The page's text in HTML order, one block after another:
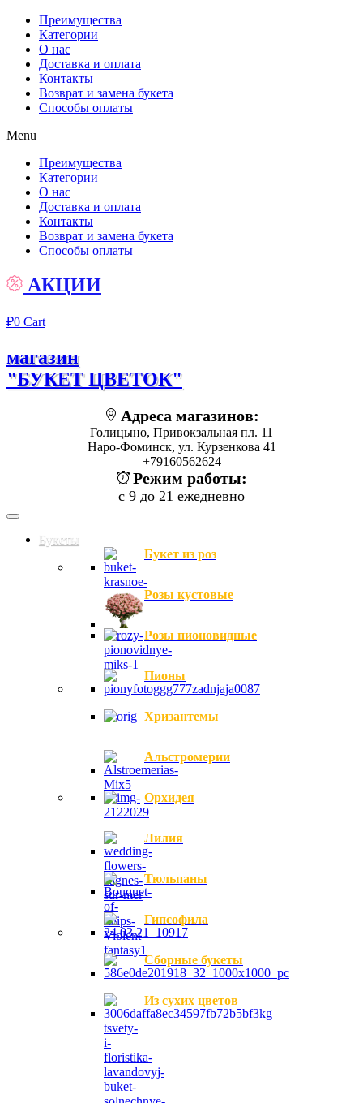
Преимущества
Категории
О нас
Доставка и оплата
Контакты
Возврат и замена букета
Способы оплаты
Menu
Преимущества
Категории
О нас
Доставка и оплата
Контакты
Возврат и замена букета
Способы оплаты
АКЦИИ
₽0 Cart
магазин
"БУКЕТ ЦВЕТОК"
Адреса магазинов:
Голицыно, Привокзальная пл. 11
Наро-Фоминск, ул. Курзенкова 41
+79160562624
Режим работы:
с 9 до 21 ежедневно
Букеты
Букет из роз
Розы кустовые
Розы пионовидные
Пионы
Хризантемы
Альстромерии
Орхидея
Лилия
Тюльпаны
Гипсофила
Сборные букеты
Из сухих цветов